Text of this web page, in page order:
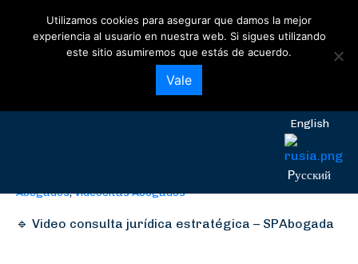
English
Pусский
Video Consulta
Herencias
Bufete de
Abogados,Videocitas Abogados
🔹 Video consulta jurídica estratégica – SPAbogada
Utilizamos cookies para asegurar que damos la mejor
experiencia al usuario en nuestra web. Si sigues utilizando
este sitio asumiremos que estás de acuerdo.
Vale